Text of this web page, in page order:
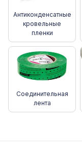
Антиконденсатные
кровельные
пленки
Соединительная
лента